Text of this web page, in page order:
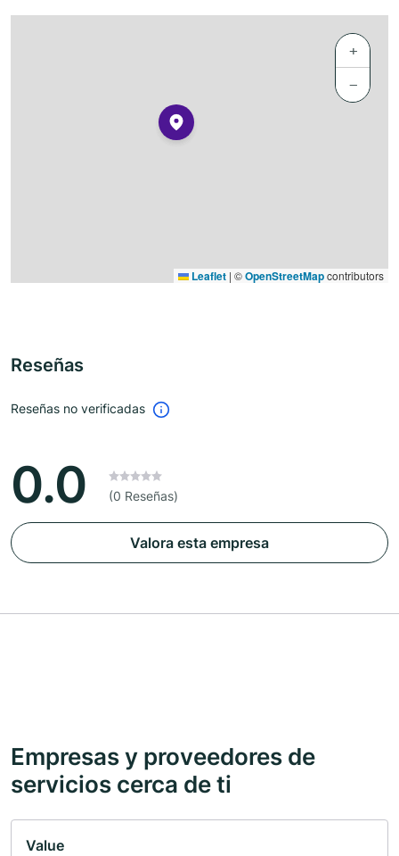
+
−
Leaflet | ©OpenStreetMapcontributors
Reseñas
Reseñas no verificadas
0.0 (0 Reseñas)
Valora esta empresa
Empresas y proveedores de
servicios cerca de ti
Value